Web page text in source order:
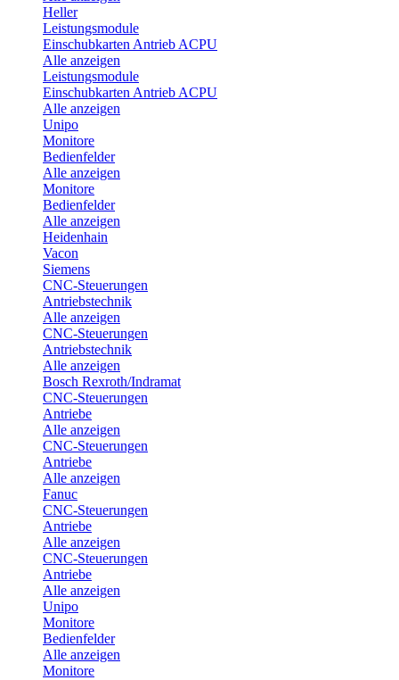
Heller
Leistungsmodule
Einschubkarten Antrieb ACPU
Alle anzeigen
Leistungsmodule
Einschubkarten Antrieb ACPU
Alle anzeigen
Unipo
Monitore
Bedienfelder
Alle anzeigen
Monitore
Bedienfelder
Alle anzeigen
Heidenhain
Vacon
Siemens
CNC-Steuerungen
Antriebstechnik
Alle anzeigen
CNC-Steuerungen
Antriebstechnik
Alle anzeigen
Bosch Rexroth/Indramat
CNC-Steuerungen
Antriebe
Alle anzeigen
CNC-Steuerungen
Antriebe
Alle anzeigen
Fanuc
CNC-Steuerungen
Antriebe
Alle anzeigen
CNC-Steuerungen
Antriebe
Alle anzeigen
Unipo
Monitore
Bedienfelder
Alle anzeigen
Monitore